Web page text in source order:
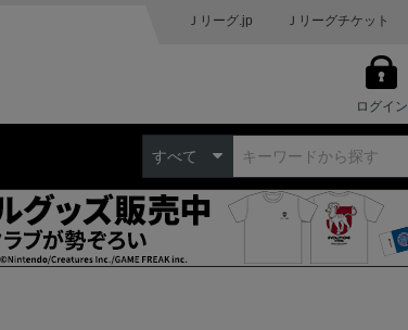
Ｊリーグ.jp Ｊリーグチケット
ログイン
すべて